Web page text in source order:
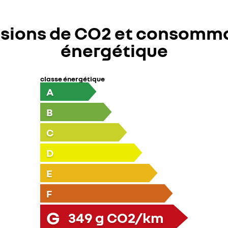
de CO2 et
énergétique
classe énergétique
A
B
C
D
E
F
G 349 g CO2/km